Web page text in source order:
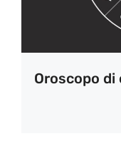
Oroscopo